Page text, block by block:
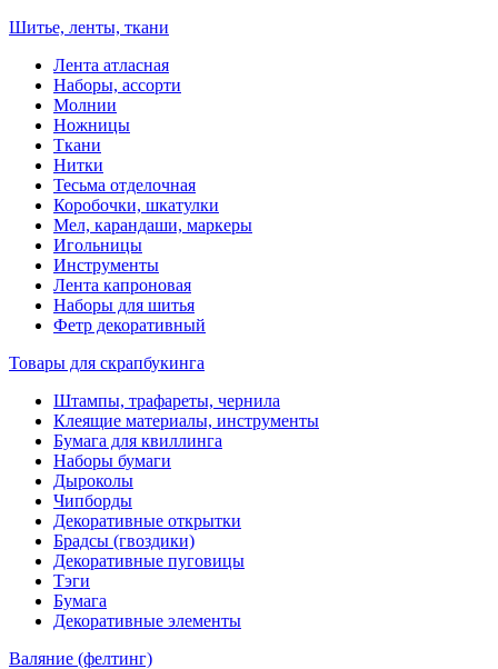
Шитье, ленты, ткани
Лента атласная
Наборы, ассорти
Молнии
Ножницы
Ткани
Нитки
Тесьма отделочная
Коробочки, шкатулки
Мел, карандаши, маркеры
Игольницы
Инструменты
Лента капроновая
Наборы для шитья
Фетр декоративный
Товары для скрапбукинга
Штампы, трафареты, чернила
Клеящие материалы, инструменты
Бумага для квиллинга
Наборы бумаги
Дыроколы
Чипборды
Декоративные открытки
Брадсы (гвоздики)
Декоративные пуговицы
Тэги
Бумага
Декоративные элементы
Валяние (фелтинг)